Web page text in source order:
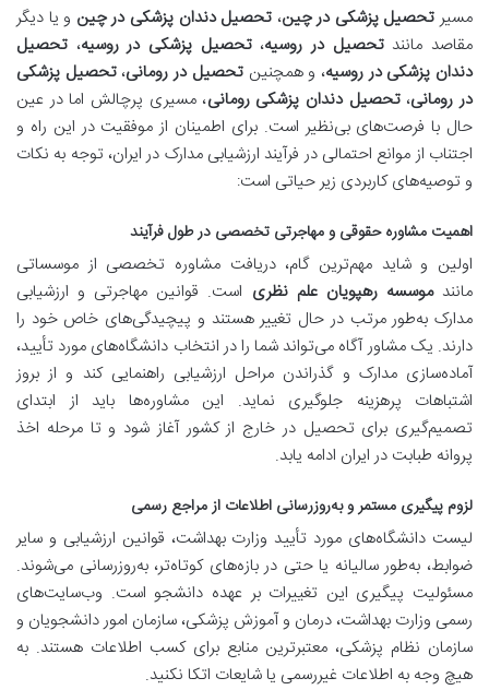
مسیر تحصیل پزشکی در چین، تحصیل دندان پزشکی در چین و یا دیگر
مقاصد مانند تحصیل در روسیه، تحصیل پزشکی در روسیه، تحصیل
دندان پزشکی در روسیه، و همچنین تحصیل در رومانی، تحصیل پزشکی
در رومانی، تحصیل دندان پزشکی رومانی، مسیری پرچالش اما در عین
حال با فرصت‌های بی‌نظیر است. برای اطمینان از موفقیت در این راه و
اجتناب از موانع احتمالی در فرآیند ارزشیابی مدارک در ایران، توجه به نکات
و توصیه‌های کاربردی زیر حیاتی است:
اهمیت مشاوره حقوقی و مهاجرتی تخصصی در طول فرآیند
اولین و شاید مهم‌ترین گام، دریافت مشاوره تخصصی از موسساتی
مانند موسسه رهپویان علم نظری است. قوانین مهاجرتی و ارزشیابی
مدارک به‌طور مرتب در حال تغییر هستند و پیچیدگی‌های خاص خود را
دارند. یک مشاور آگاه می‌تواند شما را در انتخاب دانشگاه‌های مورد تأیید،
آماده‌سازی مدارک و گذراندن مراحل ارزشیابی راهنمایی کند و از بروز
اشتباهات پرهزینه جلوگیری نماید. این مشاوره‌ها باید از ابتدای
تصمیم‌گیری برای تحصیل در خارج از کشور آغاز شود و تا مرحله اخذ
پروانه طبابت در ایران ادامه یابد.
لزوم پیگیری مستمر و به‌روزرسانی اطلاعات از مراجع رسمی
لیست دانشگاه‌های مورد تأیید وزارت بهداشت، قوانین ارزشیابی و سایر
ضوابط، به‌طور سالیانه یا حتی در بازه‌های کوتاه‌تر، به‌روزرسانی می‌شوند.
مسئولیت پیگیری این تغییرات بر عهده دانشجو است. وب‌سایت‌های
رسمی وزارت بهداشت، درمان و آموزش پزشکی، سازمان امور دانشجویان و
سازمان نظام پزشکی، معتبرترین منابع برای کسب اطلاعات هستند. به
هیچ وجه به اطلاعات غیررسمی یا شایعات اتکا نکنید.